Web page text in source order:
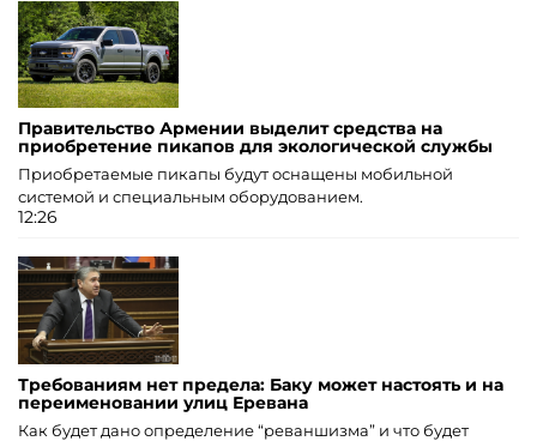
Правительство Армении выделит средства на
приобретение пикапов для экологической службы
Приобретаемые пикапы будут оснащены мобильной
системой и специальным оборудованием.
12:26
Требованиям нет предела: Баку может настоять и на
переименовании улиц Еревана
Как будет дано определение “реваншизма” и что будет